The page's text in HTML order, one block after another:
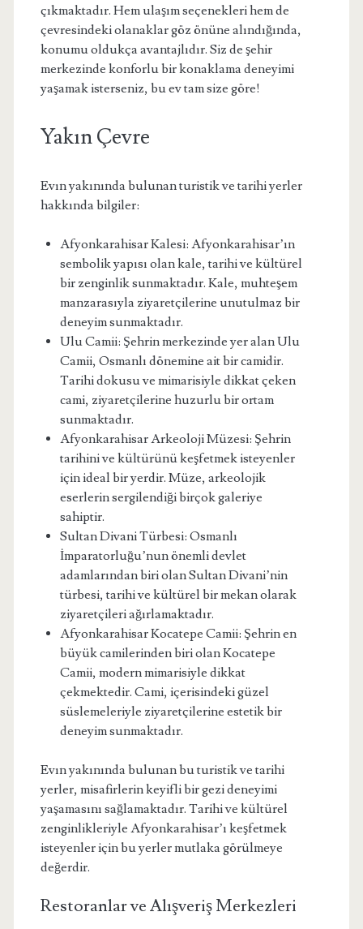
çıkmaktadır. Hem ulaşım seçenekleri hem de
çevresindeki olanaklar göz önüne alındığında,
konumu oldukça avantajlıdır. Siz de şehir
merkezinde konforlu bir konaklama deneyimi
yaşamak isterseniz, bu ev tam size göre!
Yakın Çevre
Evın yakınında bulunan turistik ve tarihi yerler
hakkında bilgiler:
Afyonkarahisar Kalesi: Afyonkarahisar’ın
sembolik yapısı olan kale, tarihi ve kültürel
bir zenginlik sunmaktadır. Kale, muhteşem
manzarasıyla ziyaretçilerine unutulmaz bir
deneyim sunmaktadır.
Ulu Camii: Şehrin merkezinde yer alan Ulu
Camii, Osmanlı dönemine ait bir camidir.
Tarihi dokusu ve mimarisiyle dikkat çeken
cami, ziyaretçilerine huzurlu bir ortam
sunmaktadır.
Afyonkarahisar Arkeoloji Müzesi: Şehrin
tarihini ve kültürünü keşfetmek isteyenler
için ideal bir yerdir. Müze, arkeolojik
eserlerin sergilendiği birçok galeriye
sahiptir.
Sultan Divani Türbesi: Osmanlı
İmparatorluğu’nun önemli devlet
adamlarından biri olan Sultan Divani’nin
türbesi, tarihi ve kültürel bir mekan olarak
ziyaretçileri ağırlamaktadır.
Afyonkarahisar Kocatepe Camii: Şehrin en
büyük camilerinden biri olan Kocatepe
Camii, modern mimarisiyle dikkat
çekmektedir. Cami, içerisindeki güzel
süslemeleriyle ziyaretçilerine estetik bir
deneyim sunmaktadır.
Evın yakınında bulunan bu turistik ve tarihi
yerler, misafirlerin keyifli bir gezi deneyimi
yaşamasını sağlamaktadır. Tarihi ve kültürel
zenginlikleriyle Afyonkarahisar’ı keşfetmek
isteyenler için bu yerler mutlaka görülmeye
değerdir.
Restoranlar ve Alışveriş Merkezleri